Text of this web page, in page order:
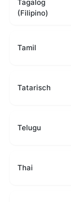
Tagalog
(Filipino)
Tamil
Tatarisch
Telugu
Thai